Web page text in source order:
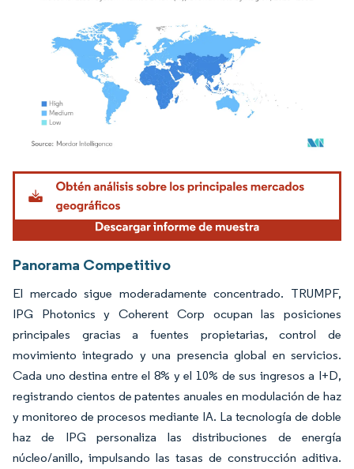
Imagen © Mordor Intelligence. El uso requiere atribución según CC BY 4.0.
Panorama Competitivo
El mercado sigue moderadamente concentrado. TRUMPF,
IPG Photonics y Coherent Corp ocupan las posiciones
principales gracias a fuentes propietarias, control de
movimiento integrado y una presencia global en servicios.
Cada uno destina entre el 8% y el 10% de sus ingresos a I+D,
registrando cientos de patentes anuales en modulación de haz
y monitoreo de procesos mediante IA. La tecnología de doble
haz de IPG personaliza las distribuciones de energía
núcleo/anillo, impulsando las tasas de construcción aditiva.